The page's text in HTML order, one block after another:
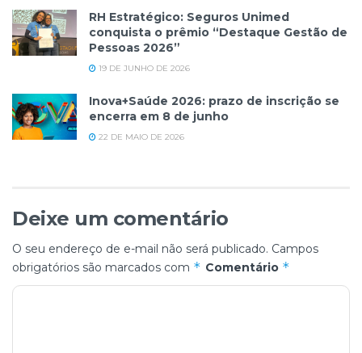
RH Estratégico: Seguros Unimed
conquista o prêmio “Destaque Gestão de
Pessoas 2026”
19 DE JUNHO DE 2026
Inova+Saúde 2026: prazo de inscrição se
encerra em 8 de junho
22 DE MAIO DE 2026
Deixe um comentário
O seu endereço de e-mail não será publicado. Campos
obrigatórios são marcados com * Comentário *